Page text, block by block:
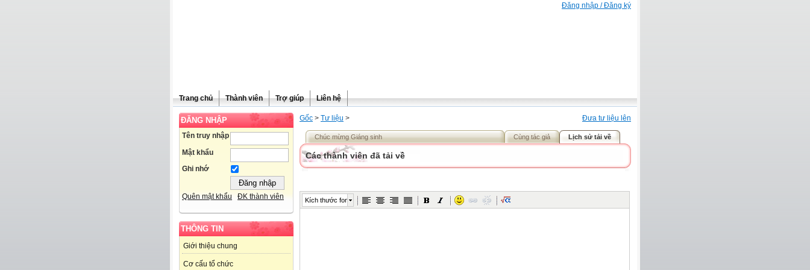
Đăng nhập / Đăng ký
Trang chủ Thành viên Trợ giúp Liên hệ
ĐĂNG NHẬP
Tên truy nhập
Mật khẩu
Ghi nhớ
Quên mật khẩu ĐK thành viên
THÔNG TIN
Giới thiệu chung
Cơ cấu tổ chức
Đưa tư liệu lên
Gốc > Tư liệu >
Chúc mừng Giáng sinh Cùng tác giả Lịch sử tải về
Các thành viên đã tải về
Kích thước font